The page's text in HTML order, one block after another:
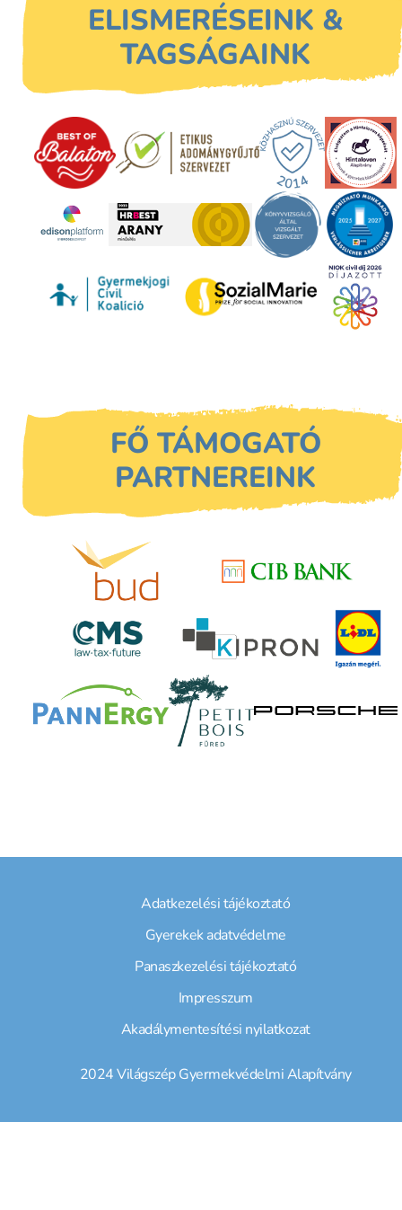
ELISMERÉSEINK &
TAGSÁGAINK
FŐ TÁMOGATÓ
PARTNEREINK
2024 Világszép Gyermekvédelmi Alapítvány
Adatkezelési tájékoztató
Gyerekek adatvédelme
Panaszkezelési tájékoztató
Impresszum
Akadálymentesítési nyilatkozat